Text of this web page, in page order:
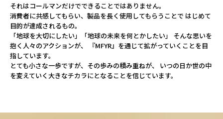
それはコールマンだけでできることではありません。
消費者に共感してもらい、製品を長く使用してもらうことで はじめて
目的が達成されるもの。
「地球を大切にしたい」「地球の未来を何とかしたい」
そんな思いを
抱く人々のアクションが、
『MFYR』を通じて拡がっていくことを目
指しています。
とても小さな一歩ですが、その歩みの積み重ねが、
いつの日か世の中
を変えていく大きなチカラにとなることを信じています。